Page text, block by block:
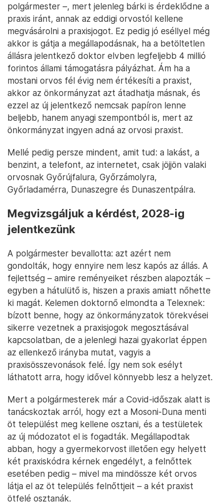
polgármester –, mert jelenleg bárki is érdeklődne a
praxis iránt, annak az eddigi orvostól kellene
megvásárolni a praxisjogot. Ez pedig jó eséllyel még
akkor is gátja a megállapodásnak, ha a betöltetlen
állásra jelentkező doktor elvben legfeljebb 4 millió
forintos állami támogatásra pályázhat. Ám ha a
mostani orvos fél évig nem értékesíti a praxist,
akkor az önkormányzat azt átadhatja másnak, és
ezzel az új jelentkező nemcsak papíron lenne
beljebb, hanem anyagi szempontból is, mert az
önkormányzat ingyen adná az orvosi praxist.
Mellé pedig persze mindent, amit tud: a lakást, a
benzint, a telefont, az internetet, csak jöjjön valaki
orvosnak Győrújfalura, Győrzámolyra,
Győrladamérra, Dunaszegre és Dunaszentpálra.
Megvizsgáljuk a kérdést, 2028-ig
jelentkezünk
A polgármester bevallotta: azt azért nem
gondolták, hogy ennyire nem lesz kapós az állás. A
fejlettség – amire reményeiket részben alapozták –
egyben a hátulütő is, hiszen a praxis amiatt nőhette
ki magát. Kelemen doktornő elmondta a Telexnek:
bízott benne, hogy az önkormányzatok törekvései
sikerre vezetnek a praxisjogok megosztásával
kapcsolatban, de a jelenlegi hazai gyakorlat éppen
az ellenkező irányba mutat, vagyis a
praxisösszevonások felé. Így nem sok esélyt
láthatott arra, hogy idővel könnyebb lesz a helyzet.
Mert a polgármesterek már a Covid-időszak alatt is
tanácskoztak arról, hogy ezt a Mosoni-Duna menti
öt települést meg kellene osztani, és a testületek
az új módozatot el is fogadták. Megállapodtak
abban, hogy a gyermekorvost illetően egy helyett
két praxiskódra kérnek engedélyt, a felnőttek
esetében pedig – mivel ma mindössze két orvos
látja el az öt település felnőttjeit – a két praxist
ötfelé osztanák.